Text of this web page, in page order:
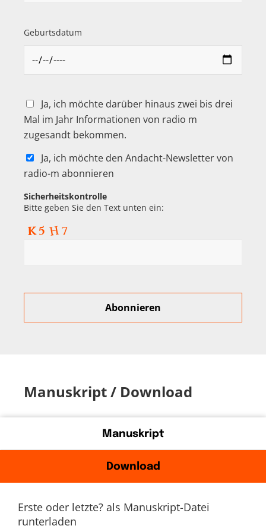
Geburtsdatum
Ja, ich möchte darüber hinaus zwei bis drei
Mal im Jahr Informationen von radio m
zugesandt bekommen.
Ja, ich möchte den Andacht-Newsletter von
radio-m abonnieren
Sicherheitskontrolle
Bitte geben Sie den Text unten ein:
Manuskript / Download
Manuskript
Download
Erste oder letzte? als Manuskript-Datei
runterladen